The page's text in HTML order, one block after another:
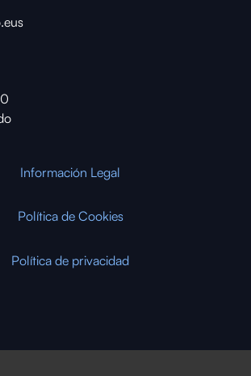
Información Legal
Política de Cookies
Política de privacidad